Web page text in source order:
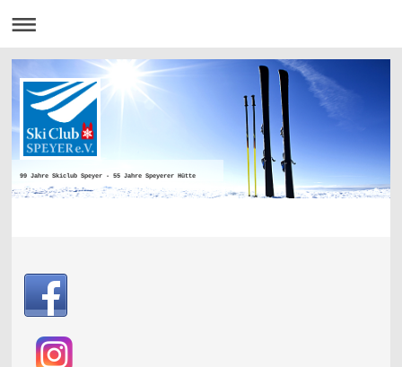
99 Jahre Skiclub Speyer - 55 Jahre Speyerer Hütte